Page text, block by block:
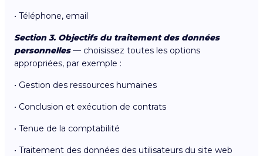
• Téléphone, email
Section 3. Objectifs du traitement des données
personnelles— choisissez toutes les options
appropriées, par exemple :
• Gestion des ressources humaines
• Conclusion et exécution de contrats
• Tenue de la comptabilité
• Traitement des données des utilisateurs du site web